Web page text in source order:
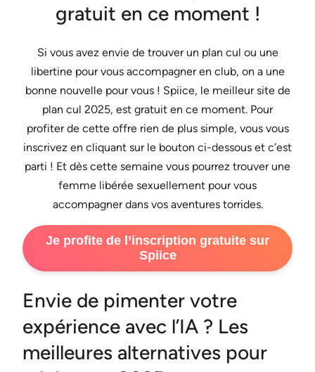
gratuit en ce moment !
Si vous avez envie de trouver un plan cul ou une
libertine pour vous accompagner en club, on a une
bonne nouvelle pour vous ! Spiice, le meilleur site de
plan cul 2025, est gratuit en ce moment. Pour
profiter de cette offre rien de plus simple, vous vous
inscrivez en cliquant sur le bouton ci-dessous et c’est
parti ! Et dès cette semaine vous pourrez trouver une
femme libérée sexuellement pour vous
accompagner dans vos aventures torrides.
Je profite de l’inscription gratuite sur
Spiice
Envie de pimenter votre
expérience avec l’IA ? Les
meilleures alternatives pour